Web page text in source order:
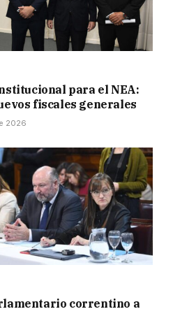
para el NEA:
fiscales generales
2026
correntino a